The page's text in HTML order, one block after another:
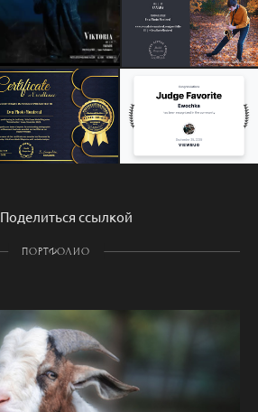
Поделиться ссылкой
ПОРТФОЛИО